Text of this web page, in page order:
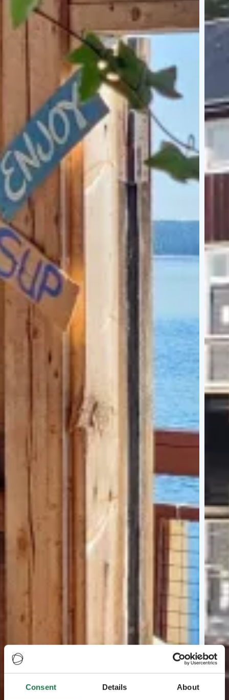
Consent Details About